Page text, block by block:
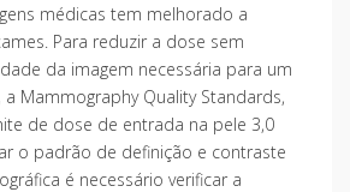
médicas tem melhorado a
Para reduzir a dose sem
da imagem necessária para um
Mammography Quality Standards,
de dose de entrada na pele 3,0
o padrão de definição e contraste
é necessário verificar a